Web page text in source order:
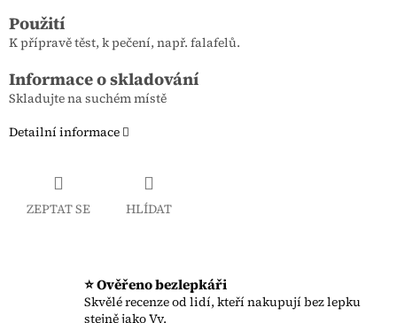
Použití
K přípravě těst, k pečení, např. falafelů.
Informace o skladování
Skladujte na suchém místě
Detailní informace
ZEPTAT SE HLÍDAT
⭐ Ověřeno bezlepkáři
Skvělé recenze od lidí, kteří nakupují bez lepku
stejně jako Vy.